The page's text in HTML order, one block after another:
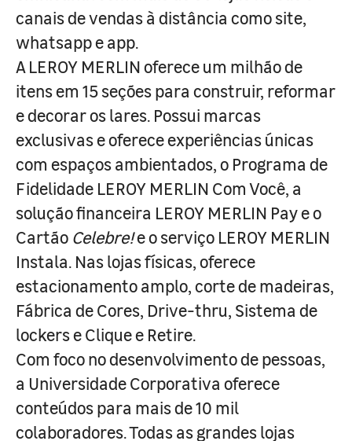
canais de vendas à distância como site,
whatsapp e app.
A LEROY MERLIN oferece um milhão de
itens em 15 seções para construir, reformar
e decorar os lares. Possui marcas
exclusivas e oferece experiências únicas
com espaços ambientados, o Programa de
Fidelidade LEROY MERLIN Com Você, a
solução financeira LEROY MERLIN Pay e o
Cartão Celebre!e o serviço LEROY MERLIN
Instala. Nas lojas físicas, oferece
estacionamento amplo, corte de madeiras,
Fábrica de Cores, Drive-thru, Sistema de
lockers e Clique e Retire.
Com foco no desenvolvimento de pessoas,
a Universidade Corporativa oferece
conteúdos para mais de 10 mil
colaboradores. Todas as grandes lojas